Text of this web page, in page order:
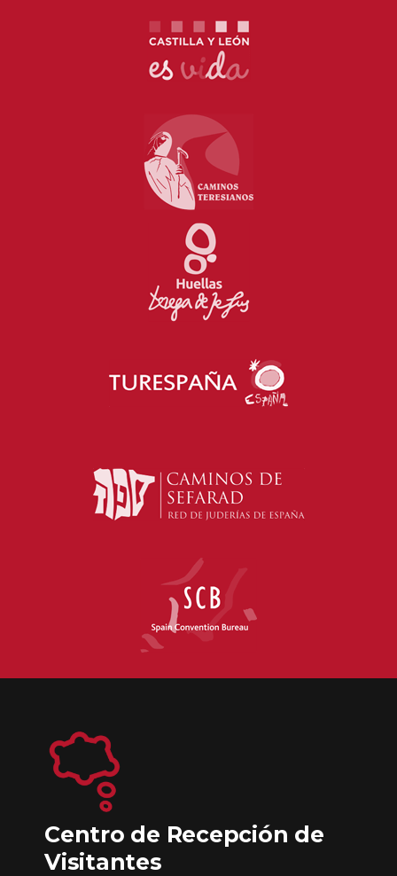
Centro de Recepción de
Visitantes